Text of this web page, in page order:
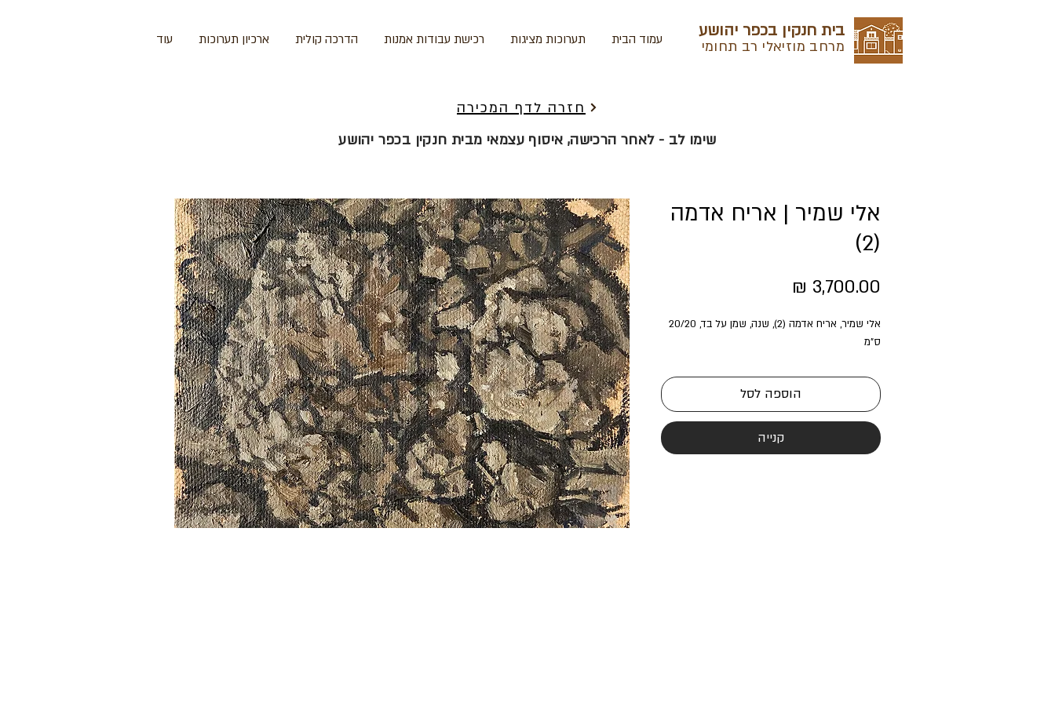
עמוד הבית תערוכות מציגות רכישת עבודות אמנות הדרכה קולית ארכיון תערוכות עוד בית חנקין בכפר יהושע
מרחב מוזיאלי רב תחומי
חזרה לדף המכירה
שימו לב - לאחר הרכישה, איסוף עצמאי מבית חנקין בכפר יהושע
אלי שמיר | אריח אדמה
(2)
אלי שמיר, אריח אדמה (2), שנה, שמן על בד, 20/20
ס"מ
הוספה לסל
קנייה